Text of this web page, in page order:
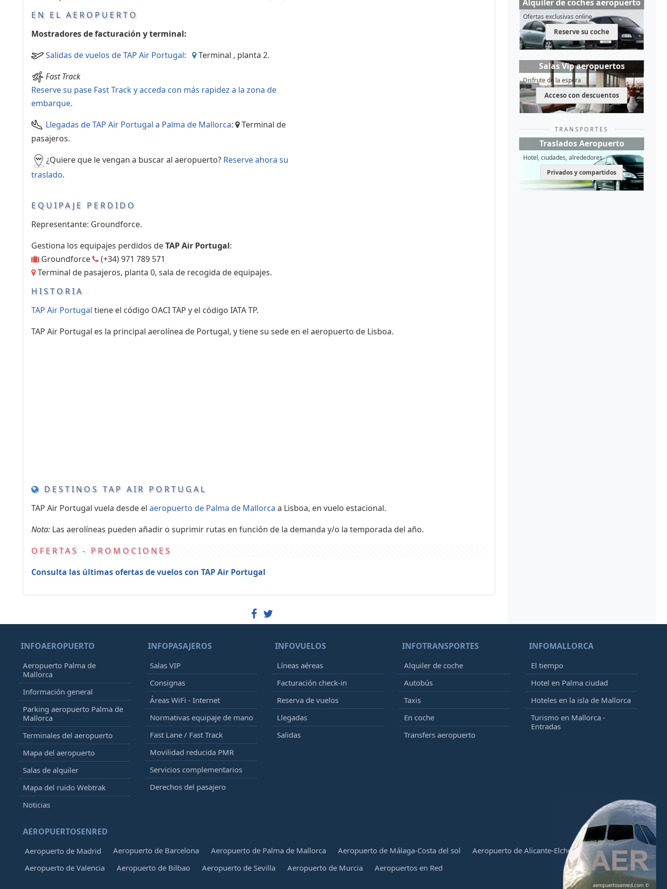
EN EL AEROPUERTO
Mostradores de facturación y terminal:
Salidas de vuelos de TAP Air Portugal:
Terminal , planta 2.
Fast Track
Reserve su pase Fast Track y acceda con más rapidez a la zona de
embarque.
Llegadas de TAP Air Portugal a Palma de Mallorca:
Terminal de
pasajeros.
¿Quiere que le vengan a buscar al aeropuerto? Reserve ahora su
traslado.
EQUIPAJE PERDIDO
Representante: Groundforce.
Gestiona los equipajes perdidos deTAP Air Portugal:
Groundforce
(+34) 971 789 571
Terminal de pasajeros, planta 0, sala de recogida de equipajes.
HISTORIA
TAP Air Portugal tiene el código OACI TAP y el código IATA TP.
TAP Air Portugal es la principal aerolínea de Portugal, y tiene su sede en el aeropuerto de Lisboa.
DESTINOS TAP AIR PORTUGAL
TAP Air Portugal vuela desde el aeropuerto de Palma de Mallorca a Lisboa, en vuelo estacional.
Nota: Las aerolíneas pueden añadir o suprimir rutas en función de la demanda y/o la temporada del año.
OFERTAS - PROMOCIONES
Consulta las últimas ofertas de vuelos con TAP Air Portugal
Alquiler de coches aeropuerto
Ofertas exclusivas online
Reserve su coche
Salas Vip aeropuertos
Disfrute de la espera
Acceso con descuentos
TRANSPORTES
Traslados Aeropuerto
Hotel, ciudades, alrededores
Privados y compartidos
INFOAEROPUERTO
Aeropuerto Palma de
Mallorca
Información general
Parking aeropuerto Palma de
Mallorca
Terminales del aeropuerto
Mapa del aeropuerto
Salas de alquiler
Mapa del ruido Webtrak
Noticias
INFOPASAJEROS
Salas VIP
Consignas
Áreas WiFi - Internet
Normativas equipaje de mano
Fast Lane / Fast Track
Movilidad reducida PMR
Servicios complementarios
Derechos del pasajero
INFOVUELOS
Líneas aéreas
Facturación check-in
Reserva de vuelos
Llegadas
Salidas
INFOTRANSPORTES
Alquiler de coche
Autobús
Taxis
En coche
Transfers aeropuerto
INFOMALLORCA
El tiempo
Hotel en Palma ciudad
Hoteles en la isla de Mallorca
Turismo en Mallorca -
Entradas
AEROPUERTOSENRED
Aeropuerto de Madrid Aeropuerto de Barcelona Aeropuerto de Palma de Mallorca Aeropuerto de Málaga-Costa del sol
Aeropuerto de Alicante-Elche
Aeropuerto de Valencia
Aeropuerto de Bilbao Aeropuerto de Sevilla Aeropuerto de Murcia Aeropuertos en Red